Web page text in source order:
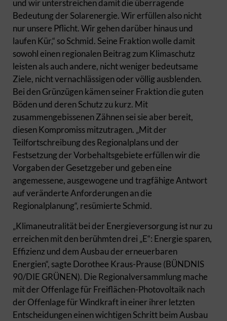
und wir unterstreichen damit die überragende
Bedeutung der Solarenergie. Wir erfüllen also nicht
nur unsere Pflicht. Wir gehen darüber hinaus und
laufen Kür,“ so Schmid. Seine Fraktion wolle damit
sowohl einen regionalen Beitrag zum Klimaschutz
leisten als auch andere, nicht weniger bedeutsame
Ziele, nicht vernachlässigen oder völlig ausblenden.
Bei den Grünzügen kämen seiner Fraktion die guten
Böden und deren Schutz zu kurz. Mit
zusammengebissenen Zähnen sei sie aber bereit,
diesen Kompromiss mitzutragen. „Mit der
Teilfortschreibung des Regionalplans und der
Festsetzung der Vorbehaltsgebiete erfüllen wir die
Vorgaben der Gesetzgeber und geben eine
angemessene, ausgewogene und tragfähige Antwort
auf veränderte Anforderungen an die
Regionalplanung“, resümierte Schmid.
„Klimaneutralität bei der Energieversorgung ist nur zu
erreichen mit den berühmten drei „E“: Energie sparen,
Effizienz und dem Ausbau der erneuerbaren
Energien“, sagte Dorothee Kraus-Prause (BÜNDNIS
90/DIE GRÜNEN). Die Regionalversammlung mache
mit der Offenlage für Freiflächen-Photovoltaik nach
der Offenlage für Windkraft in einer ihrer letzten
Entscheidungen einen wichtigen Schritt beim Ausbau